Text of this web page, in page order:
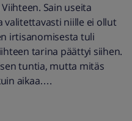
Sain useita
valitettavasti niille ei ollut
irtisanomisesta tuli
tarina päättyi siihen.
tuntia, mutta mitäs
aikaa….